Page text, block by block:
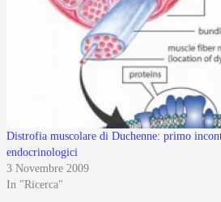
Distrofia muscolare di Duchenne: primo
endocrinologici
3 Novembre 2009
In "Ricerca"